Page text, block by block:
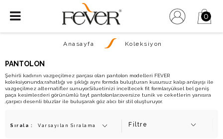
0
Anasayfa Koleksiyon
PANTOLON
Şehirli kadının vazgeçilmez parçası olan pantolon modelleri FEVER
koleksiyonunda;rahatlığı ve şıklığı aynı formda buluşturan kusursuz kalıp anlayışı ile
vazgeçilmez alternatifler sunuyor.Siluetinizi inceltecek fit formlar,yüksel bel geniş
paça kesimler,deri görünümlü tayt pantolonlar;oversize tunik ve ceketlerin yanısıra
,çarpıcı desenli bluzlar ile buluşarak göz alıcı bir stil oluşturuyor.
Sırala : Filtre